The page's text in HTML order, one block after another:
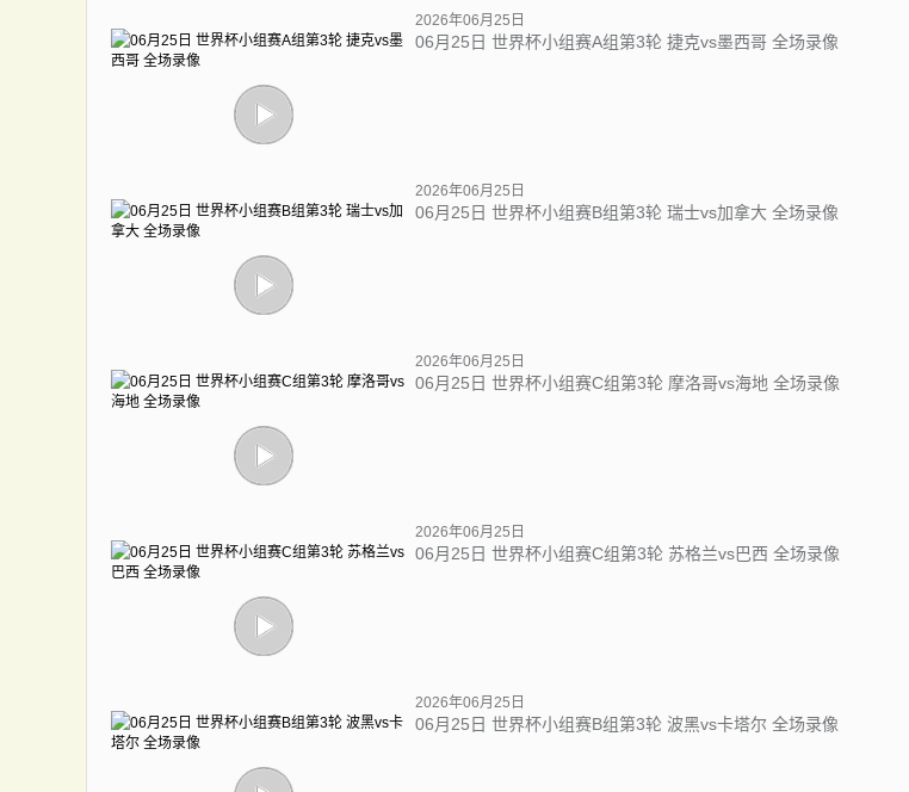
2026年06月25日
06月25日 世界杯小组赛A组第3轮 捷克vs墨西哥 全场录像
2026年06月25日
06月25日 世界杯小组赛B组第3轮 瑞士vs加拿大 全场录像
2026年06月25日
06月25日 世界杯小组赛C组第3轮 摩洛哥vs海地 全场录像
2026年06月25日
06月25日 世界杯小组赛C组第3轮 苏格兰vs巴西 全场录像
2026年06月25日
06月25日 世界杯小组赛B组第3轮 波黑vs卡塔尔 全场录像